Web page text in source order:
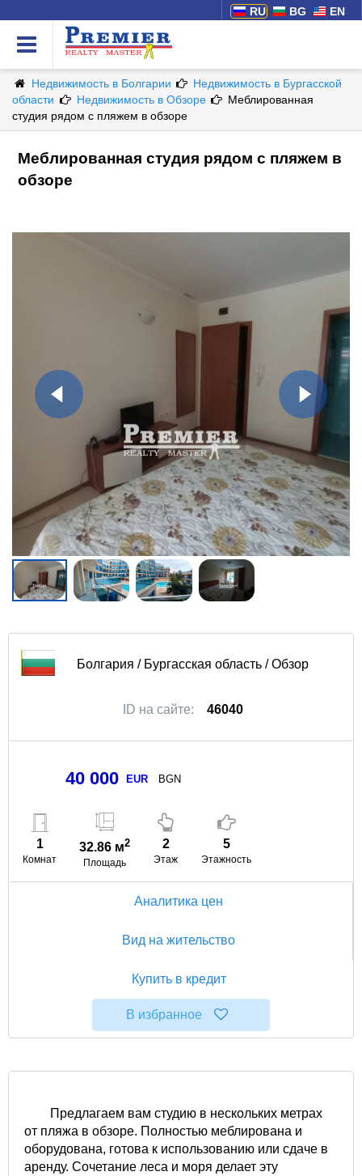
RU BG EN
Недвижимость в Болгарии
Недвижимость в Бургасской
области
Недвижимость в Обзоре
Меблированная
студия рядом с пляжем в обзоре
Меблированная студия рядом с пляжем в
обзоре
Болгария / Бургасская область / Обзор
46040
ID на сайте:
40 000 EUR BGN
1
Комнат
32.86 м2
Площадь
2
Этаж
5
Этажность
Аналитика цен
Вид на жительство
Купить в кредит
В избранное
Предлагаем вам студию в нескольких метрах
от пляжа в обзоре. Полностью меблирована и
оборудована, готова к использованию или сдаче в
аренду. Сочетание леса и моря делает эту